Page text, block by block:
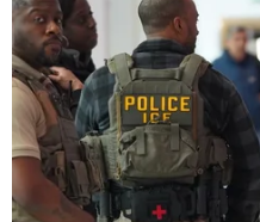
Quân đội Hàn Quốc
Tiên phóng vật thể chưa
06/08/2026 08:31